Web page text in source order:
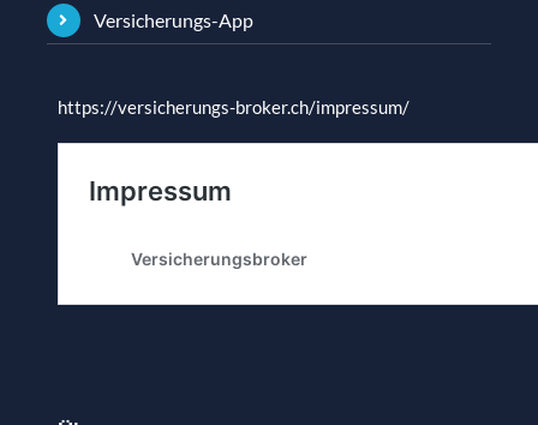
Versicherungs-App
https://versicherungs-broker.ch/impressum/